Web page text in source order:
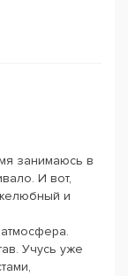
занимаюсь в
И вот,
и
Учусь уже